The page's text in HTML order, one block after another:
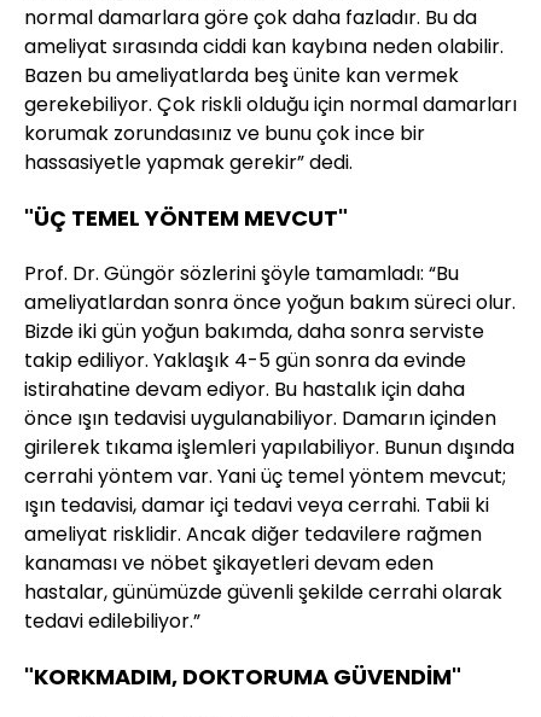
normal damarlara göre çok daha fazladır. Bu da
ameliyat sırasında ciddi kan kaybına neden olabilir.
Bazen bu ameliyatlarda beş ünite kan vermek
gerekebiliyor. Çok riskli olduğu için normal damarları
korumak zorundasınız ve bunu çok ince bir
hassasiyetle yapmak gerekir” dedi.
"ÜÇ TEMEL YÖNTEM MEVCUT"
Prof. Dr. Güngör sözlerini şöyle tamamladı: “Bu
ameliyatlardan sonra önce yoğun bakım süreci olur.
Bizde iki gün yoğun bakımda, daha sonra serviste
takip ediliyor. Yaklaşık 4-5 gün sonra da evinde
istirahatine devam ediyor. Bu hastalık için daha
önce ışın tedavisi uygulanabiliyor. Damarın içinden
girilerek tıkama işlemleri yapılabiliyor. Bunun dışında
cerrahi yöntem var. Yani üç temel yöntem mevcut;
ışın tedavisi, damar içi tedavi veya cerrahi. Tabii ki
ameliyat risklidir. Ancak diğer tedavilere rağmen
kanaması ve nöbet şikayetleri devam eden
hastalar, günümüzde güvenli şekilde cerrahi olarak
tedavi edilebiliyor.”
"KORKMADIM, DOKTORUMA GÜVENDİM"